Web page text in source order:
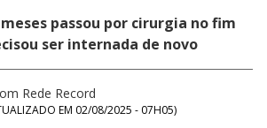
passou por cirurgia no fim
ser internada de novo
Rede Record
EM 02/08/2025 - 07H05)